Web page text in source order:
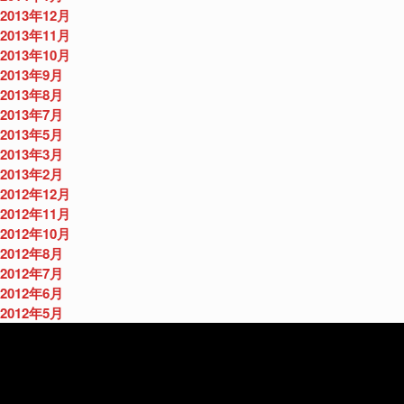
2013年12月
2013年11月
2013年10月
2013年9月
2013年8月
2013年7月
2013年5月
2013年3月
2013年2月
2012年12月
2012年11月
2012年10月
2012年8月
2012年7月
2012年6月
2012年5月